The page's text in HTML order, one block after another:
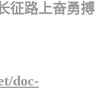
征路上奋勇搏
doc-